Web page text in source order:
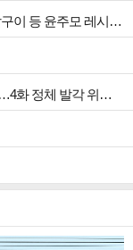
'편스토랑' 이찬원, 황태해장국·무생채·양념 목살구이 등 윤주모 레시피 섭렵
[종합] '유부녀 킬러' 공효진, 장기 밀매 조직 소탕…4화 정체 발각 위기 예고